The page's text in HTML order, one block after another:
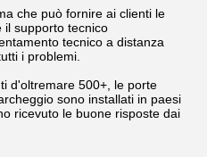
che può fornire ai clienti le
il supporto tecnico
tecnico a distanza
i problemi.
d'oltremare 500+, le porte
sono installati in paesi
ricevuto le buone risposte dai